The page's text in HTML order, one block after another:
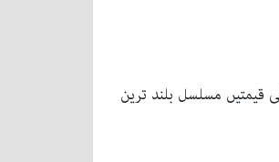
قیمتیں مسلسل بلند ترین